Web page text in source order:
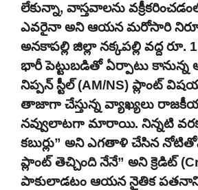
లేకున్నా, వాస్తవాలను
ఎవరైనా అని ఆయన మరోసారి
అనకాపల్లి జిల్లా నక్కపల్లి వద్ద రూ.
భారీ పెట్టుబడితో ఏర్పాటు కానున్న
నిప్పన్ స్టీల్ (AM/NS) ప్లాంట్
తాజాగా చేస్తున్న వ్యాఖ్యలు
నవ్వులాటగా మారాయి. నిన్నటి
కబుర్లు” అని ఎగతాళి చేసిన
ప్లాంట్ తెచ్చింది నేనే” అని క్రెడిట్
పాకులాడటం ఆయన నైతిక